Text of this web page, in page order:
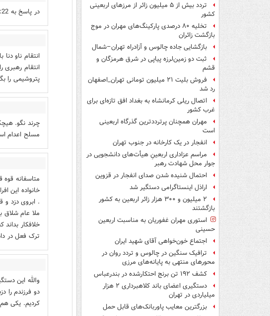
تردد بیش از ۵ میلیون زائر از مرزهای اربعینی
کشور
تخلیه ۸۰ درصدی پارکینگ‌های مهران در موج
بازگشت زائران
بازگشایی جاده چالوس و آزادراه تهران–شمال
ثبت دو زمین‌لرزه پیاپی در شرق هرمزگان و
قشم
فروش بلیت ۲۱ میلیون تومانی تهران_اصفهان
رد شد
اتصال ریلی کرمانشاه به بغداد افق تازه‌ای برای
غرب کشور
مهران همچنان پرترددترین گذرگاه اربعینی
است
انفجار در یک کارخانه در جنوب تهران
مراسم عزاداری اربعینِ هیأت‌های دانشجویی در
جوار محل شهادت رهبر
احتمال شنیده شدن صدای انفجار در قزوین
اراذل اینستاگرامی دستگیر شد
۲ میلیون و ۳۰۰ هزار زائر اربعین به کشور
بازگشتند
استوری مهران غفوریان به مناسبت اربعین
حسینی
اجتماع خون‌خواهی آقای شهید ایران
ترافیک سنگین در چالوس و تردد روان در
محورهای منتهی به پایانه‌های مرزی
کشف ۱۹۲ تن برنج احتکارشده در بندرعباس
دستگیری اعضای باند کلاهبرداری ۲ هزار
میلیاردی در تهران
بزرگترین معایب پاوربانک‌های قابل حمل
در پاسخ به 17:22 رئیس جمهور ومحبوب دکتر پزشکیان
انتقام ناو
انتقام رهبری
پتروشیمی را
چرند نگو.
مسلح اعدام
متاسفانه قوه
خانواده این
. ابروی دزد و
ملا عام شلاق
خلافکار
ترک فعل در
والله این
دو فرزندم را
کردیم. یکی